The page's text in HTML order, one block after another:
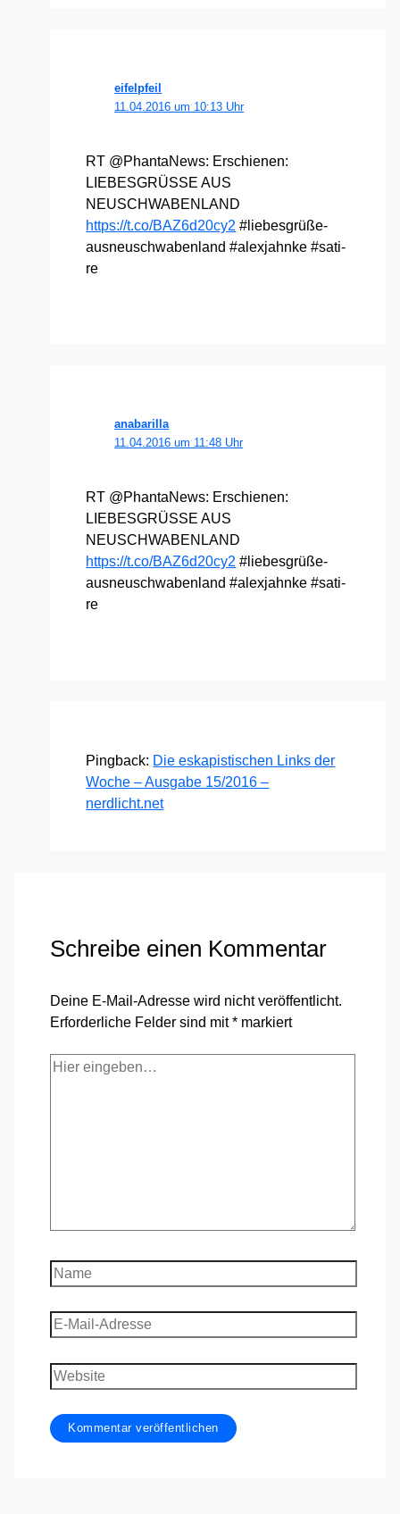
eifelpfeil
11.04.2016 um 10:13 Uhr
RT @PhantaNews: Erschie­nen:
LIEBESGRÜSSE AUS
NEUSCHWABENLAND
https://t.co/BAZ6d20cy2 #lie­bes­grü­ße­
aus­neu­schwa­ben­land #alex­jahn­ke #sati­
re
anabarilla
11.04.2016 um 11:48 Uhr
RT @PhantaNews: Erschie­nen:
LIEBESGRÜSSE AUS
NEUSCHWABENLAND
https://t.co/BAZ6d20cy2 #lie­bes­grü­ße­
aus­neu­schwa­ben­land #alex­jahn­ke #sati­
re
Pingback: Die eskapistischen Links der
Woche – Ausgabe 15/2016 –
nerdlicht.net
Schreibe einen Kommentar
Deine E-Mail-Adresse wird nicht veröffentlicht.
Erforderliche Felder sind mit* markiert
Hier
Name
E-
Mail-
Adresse
Website